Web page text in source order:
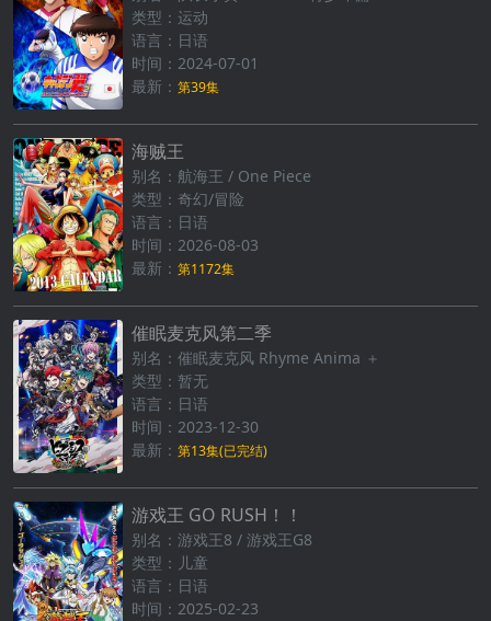
类型：运动
语言：日语
时间：2024-07-01
最新： 第39集
海贼王
别名：航海王 / One Piece
类型：奇幻/冒险
语言：日语
时间：2026-08-03
最新： 第1172集
催眠麦克风第二季
别名：催眠麦克风 Rhyme Anima ＋
类型：暂无
语言：日语
时间：2023-12-30
最新： 第13集(已完结)
游戏王 GO RUSH！！
别名：游戏王8 / 游戏王G8
类型：儿童
语言：日语
时间：2025-02-23